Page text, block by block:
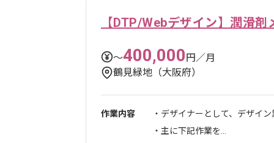
【DTP/Webデザイン】潤滑
〜400,000円／月
鶴見緑地（大阪府）
作業内容
・デザイナーとして、デザイ
・主に下記作業を...